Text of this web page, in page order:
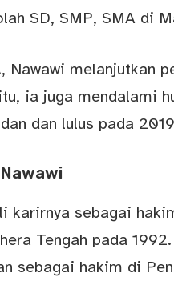
SD, SMP, SMA di
Nawawi melanjutkan
ia juga mendalami
dan lulus pada
karirnya sebagai
Tengah pada
sebagai hakim di